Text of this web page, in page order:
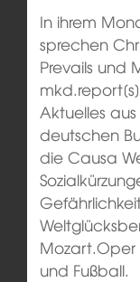
In ihrem
sprechen
Prevails und
Aktuelles
deutschen
die Causa
Mozart.Oper
und Fußball.